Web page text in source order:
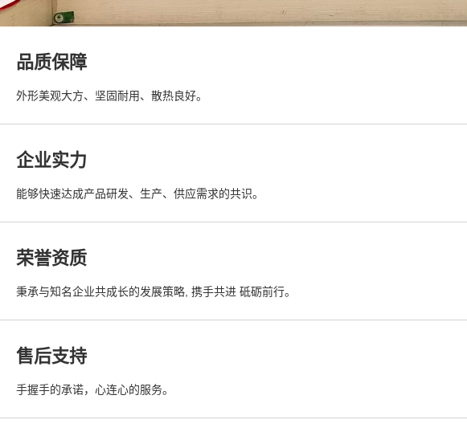
品质保障
外形美观大方、坚固耐用、散热良好。
企业实力
能够快速达成产品研发、生产、供应需求的共识。
荣誉资质
秉承与知名企业共成长的发展策略, 携手共进 砥砺前行。
售后支持
手握手的承诺，心连心的服务。